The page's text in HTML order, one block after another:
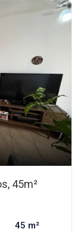
45m²
45 m²